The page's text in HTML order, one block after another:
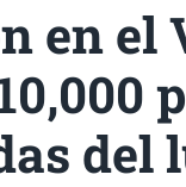
en el
del